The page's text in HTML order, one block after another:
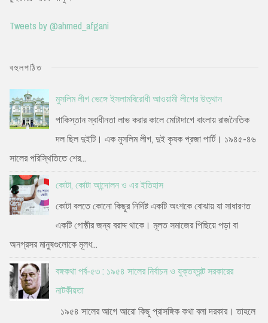
Tweets by @ahmed_afgani
বহুলপঠিত
মুসলিম লীগ ভেঙ্গে ইসলামবিরোধী আওয়ামী লীগের উত্থান
পাকিস্তান স্বাধীনতা লাভ করার কালে মোটাদাগে বাংলায় রাজনৈতিক
দল ছিল দুইটি। এক মুসলিম লীগ, দুই কৃষক প্রজা পার্টি। ১৯৪৫-৪৬
সালের পরিস্থিতিতে শের...
কোটা, কোটা আন্দোলন ও এর ইতিহাস
কোটা বলতে কোনো কিছুর নির্দিষ্ট একটি অংশকে বোঝায় যা সাধারণত
একটি গোষ্ঠীর জন্য বরাদ্দ থাকে। মূলত সমাজের পিছিয়ে পড়া বা
অনগ্রসর মানুষগুলোকে মূলধ...
বঙ্গকথা পর্ব-৫৩ : ১৯৫৪ সালের নির্বাচন ও যুক্তফ্রন্ট সরকারের
নাটকীয়তা
১৯৫৪ সালের আগে আরো কিছু প্রাসঙ্গিক কথা বলা দরকার। তাহলে